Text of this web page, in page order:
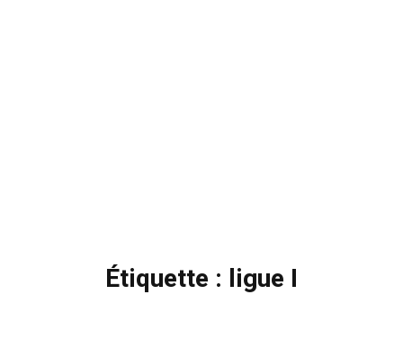
Étiquette : ligue I